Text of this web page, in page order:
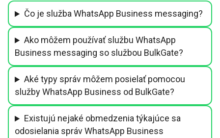
Čo je služba WhatsApp Business messaging?
Ako môžem používať službu WhatsApp
Business messaging so službou BulkGate?
Aké typy správ môžem posielať pomocou
služby WhatsApp Business od BulkGate?
Existujú nejaké obmedzenia týkajúce sa
odosielania správ WhatsApp Business